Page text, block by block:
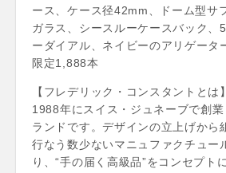
ース、ケース径42mm、ドーム型サ
ガラス、シースルーケースバック、
ーダイアル、ネイビーのアリゲータ
限定1,888本
【フレデリック・コンスタントとは】
1988年にスイス・ジュネーブで創
ランドです。デザインの立上げから
行なう数少ないマニュファクチュー
り、“手の届く高級品”をコンセプト